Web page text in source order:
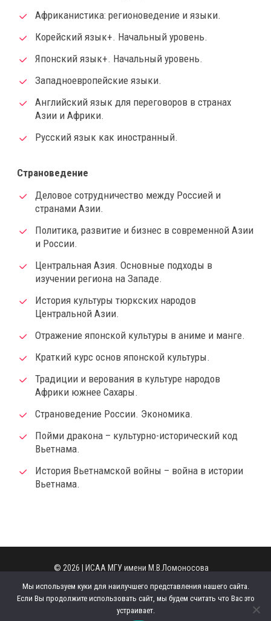
Африканистика: регионоведение и языки.
Корейский язык+. Начальный уровень.
Японский язык+. Начальный уровень.
Западноевропейские языки.
Английский язык для переговоров в странах
Азии и Африки.
Русский язык как иностранный.
Страноведение
Деловое сотрудничество между Россией и
странами Азии.
Политика, развитие и бизнес в современной Азии
и России.
Центральная Азия. Основные подходы в
изучении региона на Западе.
История культуры тюркских народов
Центральной Азии.
Отражение японской культуры в аниме и манге.
Краткий курс основ японской культуры.
Традиции и верования в культуре народов
Африки южнее Сахары.
Страноведение России. Экономика.
Пойми дракона – культурно-исторический код
Вьетнама.
История Вьетнамской войны – война в истории
Вьетнама.
© 2026 | ИСАА МГУ имени М.В.Ломоносова
125009, г. Москва, ул. Моховая, д. 11, стр. 1.
office.iaas@org.msu.ru
Мы используем куки для наилучшего представления нашего сайта.
Если Вы продолжите использовать сайт, мы будем считать что Вас это
устраивает.